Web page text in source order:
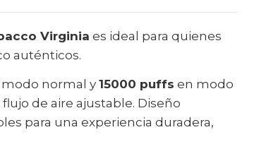
Virginia es ideal para quienes
auténticos.
normal y 15000 puffs en modo
de aire ajustable. Diseño
para una experiencia duradera,